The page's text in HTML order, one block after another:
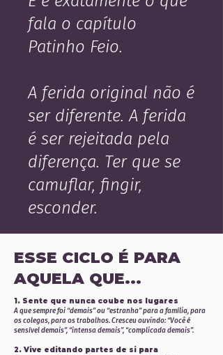
fala o capítulo
Patinho Feio.
A ferida original não é
ser diferente. A ferida
é ser rejeitada pela
diferença. Ter que se
camuflar, fingir,
esconder.
ESSE CICLO É PARA
AQUELA QUE...
1. Sente que nunca coube nos lugares
A que sempre foi “demais” ou “estranha” para a família, para
os colegas, para os trabalhos. Cresceu ouvindo:“Você é
sensível demais”, “intensa demais”, “complicada demais”.
2. Vive editando partes de si para